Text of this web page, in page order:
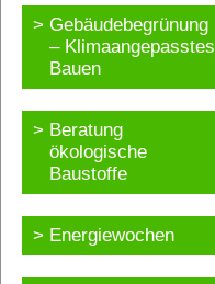
Gebäudebegrünung
– Klimaangepasstes
Bauen
Beratung
ökologische
Baustoffe
Energiewochen